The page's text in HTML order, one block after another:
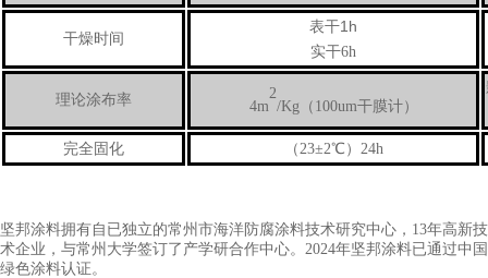
干燥时间
表干1h
实干6h
理论涂布率 4m
2
/Kg（100um干膜计）
完全固化 （23±2℃）24h
坚邦涂料拥有自已独立的常州市海洋防腐涂料技术研究中心，13年高新技
术企业，与常州大学签订了产学研合作中心。2024年坚邦涂料已通过中国
绿色涂料认证。